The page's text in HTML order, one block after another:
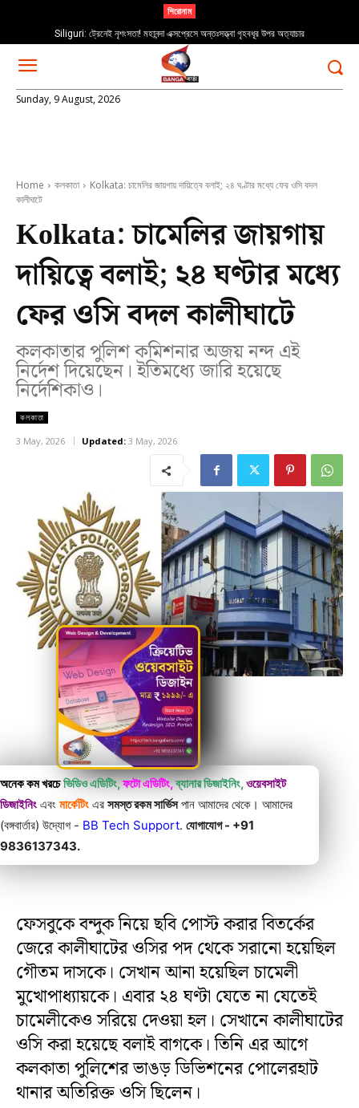
শিরোনাম
Siliguri: ট্রেনেই নৃশংসতা! মহানন্দা এক্সপ্রেসে অন্তঃসত্ত্বা গৃহবধূর উপর অত্যাচার
Sunday, 9 August, 2026
Home কলকাতা
Kolkata: চামেলির জায়গায় দায়িত্বে বলাই; ২৪ ঘণ্টার মধ্যে ফের ওসি বদল
কালীঘাটে
Kolkata: চামেলির জায়গায়
দায়িত্বে বলাই; ২৪ ঘণ্টার মধ্যে
ফের ওসি বদল কালীঘাটে
কলকাতার পুলিশ কমিশনার অজয় নন্দ এই
নির্দেশ দিয়েছেন। ইতিমধ্যে জারি হয়েছে
নির্দেশিকাও।
কলকাতা
3 May, 2026 Updated: 3 May, 2026
অনেক কম খরচে ভিডিও এডিটিং,ফটো এডিটিং,ব্যানার ডিজাইনিং,ওয়েবসাইট
ডিজাইনিং এবং মার্কেটিং এর সমস্ত রকম সার্ভিসপান আমাদের থেকে। আমাদের
(বঙ্গবার্তার) উদ্যোগ - BB Tech Support. যোগাযোগ - +91
9836137343.
ফেসবুকে বন্দুক নিয়ে ছবি পোস্ট করার বিতর্কের
জেরে কালীঘাটের ওসির পদ থেকে সরানো হয়েছিল
গৌতম দাসকে। সেখান আনা হয়েছিল চামেলী
মুখোপাধ্যায়কে। এবার ২৪ ঘণ্টা যেতে না যেতেই
চামেলীকেও সরিয়ে দেওয়া হল। সেখানে কালীঘাটের
ওসি করা হয়েছে বলাই বাগকে। তিনি এর আগে
কলকাতা পুলিশের ভাঙড় ডিভিশনের পোলেরহাট
থানার অতিরিক্ত ওসি ছিলেন।